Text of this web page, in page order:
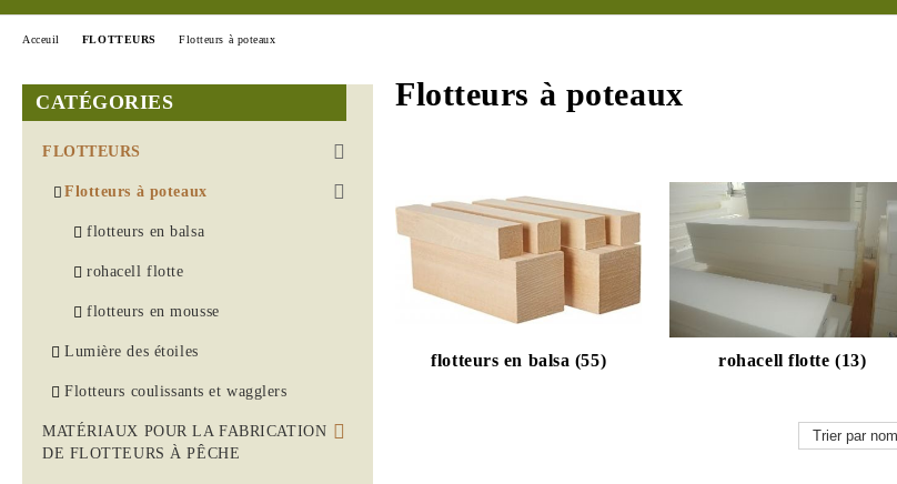
CATÉGORIES
FLOTTEURS
Flotteurs à poteaux
flotteurs en balsa
rohacell flotte
flotteurs en mousse
Lumière des étoiles
Flotteurs coulissants et wagglers
MATÉRIAUX POUR LA FABRICATION
DE FLOTTEURS À PÊCHE
Acceuil FLOTTEURS Flotteurs à poteaux
Flotteurs à poteaux
flotteurs en balsa (55) rohacell flotte (13)